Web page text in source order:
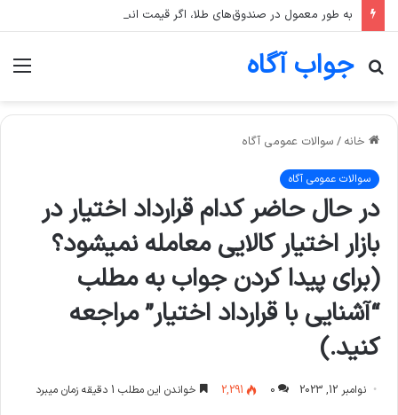
جواب آگاه
جستجو
خانه / سوالات عمومی آگاه
سوالات عمومی آگاه
در حال حاضر کدام قرارداد اختیار در
بازار اختیار کالایی معامله نمیشود؟
(برای پیدا کردن جواب به مطلب
“آشنایی با قرارداد اختیار” مراجعه
کنید.)
نوامبر 12, 2023 0
2,291 خواندن این مطلب 1 دقیقه زمان میبرد